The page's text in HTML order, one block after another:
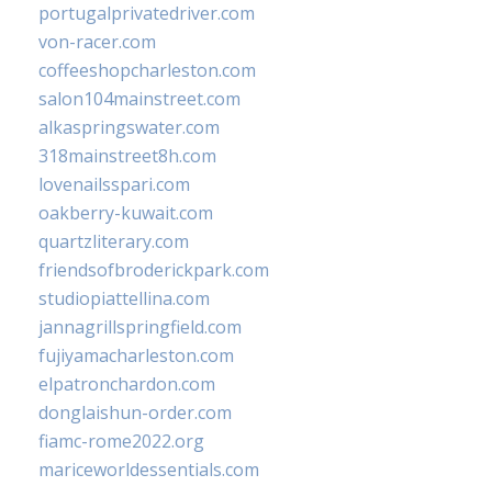
portugalprivatedriver.com
von-racer.com
coffeeshopcharleston.com
salon104mainstreet.com
alkaspringswater.com
318mainstreet8h.com
lovenailsspari.com
oakberry-kuwait.com
quartzliterary.com
friendsofbroderickpark.com
studiopiattellina.com
jannagrillspringfield.com
fujiyamacharleston.com
elpatronchardon.com
donglaishun-order.com
fiamc-rome2022.org
mariceworldessentials.com